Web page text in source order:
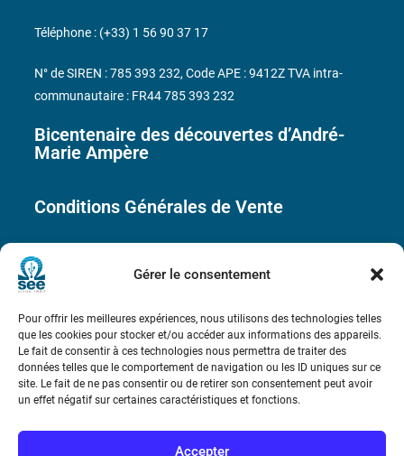
Gérer le consentement
Pour offrir les meilleures expériences, nous utilisons des technologies telles
que les cookies pour stocker et/ou accéder aux informations des appareils.
Le fait de consentir à ces technologies nous permettra de traiter des
données telles que le comportement de navigation ou les ID uniques sur ce
site. Le fait de ne pas consentir ou de retirer son consentement peut avoir
un effet négatif sur certaines caractéristiques et fonctions.
Accepter
Bicentenaire des découvertes d’André-
Marie Ampère
Conditions Générales de Vente
Mentions légales
Contact
Téléphone : (+33) 1 56 90 37 17
N° de SIREN : 785 393 232, Code APE : 9412Z TVA intra-
communautaire : FR44 785 393 232